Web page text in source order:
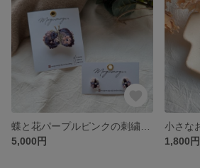
5,000円
1,800円